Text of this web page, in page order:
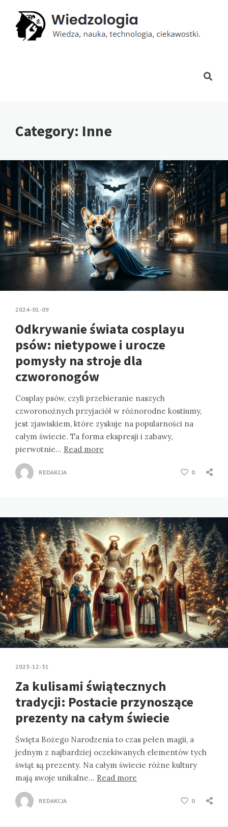
Category: Inne
2024-01-09
Odkrywanie świata cosplayu
psów: nietypowe i urocze
pomysły na stroje dla
czworonogów
Cosplay psów, czyli przebieranie naszych
czworonożnych przyjaciół w różnorodne kostiumy,
jest zjawiskiem, które zyskuje na popularności na
całym świecie. Ta forma ekspresji i zabawy,
pierwotnie… Read more
REDAKCJA 0
2023-12-31
Za kulisami świątecznych
tradycji: Postacie przynoszące
prezenty na całym świecie
Święta Bożego Narodzenia to czas pełen magii, a
jednym z najbardziej oczekiwanych elementów tych
świąt są prezenty. Na całym świecie różne kultury
mają swoje unikalne… Read more
REDAKCJA 0